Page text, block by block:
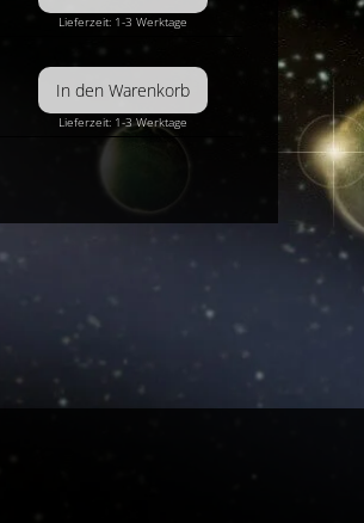
Lieferzeit: 1-3 Werktage
Lieferzeit: 1-3 Werktage